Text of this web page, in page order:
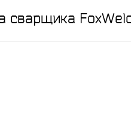
сварщика